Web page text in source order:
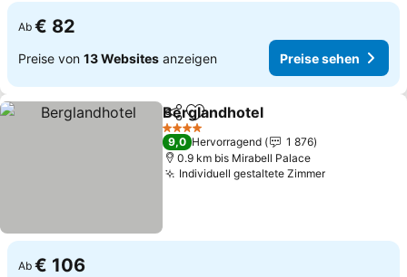
Ab € 82
Preise von 13 Websites anzeigen Preise sehen
TeilenZu Favoriten hinzufügen
Berglandhotel
4 Sterne
9,0 Hervorragend
1 876
0.9 km bis Mirabell Palace
Individuell gestaltete ZimmerPreise
Ab € 106